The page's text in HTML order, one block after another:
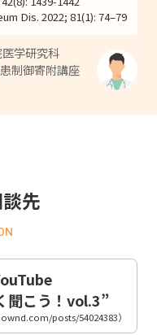
Dis. 2022; 81(1): 74–79
学研究科
制御寄附講座
先
聞こう！vol.3”
posts/54024383）